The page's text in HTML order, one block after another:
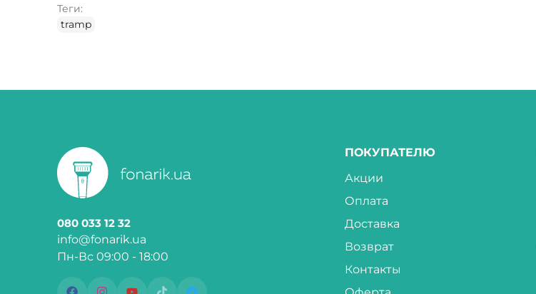
Теги:
tramp
080 033 12 32
info@fonarik.ua
Пн-Вс 09:00 - 18:00
ПОКУПАТЕЛЮ
Акции
Оплата
Доставка
Возврат
Контакты